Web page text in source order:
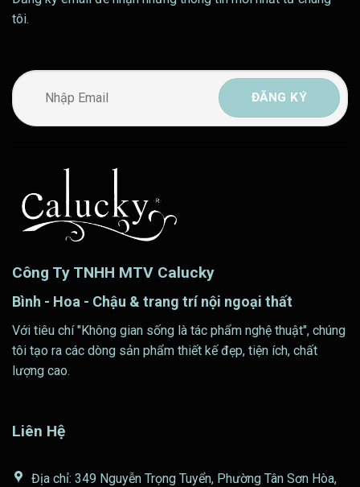
tôi.
Công Ty TNHH MTV Calucky
Bình - Hoa - Chậu & trang trí nội ngoại thất
Với tiêu chí "Không gian sống là tác phẩm nghệ thuật", chúng
tôi tạo ra các dòng sản phẩm thiết kế đẹp, tiện ích, chất
lượng cao.
Liên Hệ
Địa chỉ: 349 Nguyễn Trọng Tuyển, Phường Tân Sơn Hòa,